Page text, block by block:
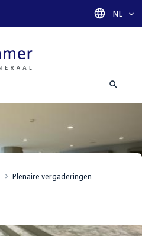
Taal
NL
Plenaire vergaderingen